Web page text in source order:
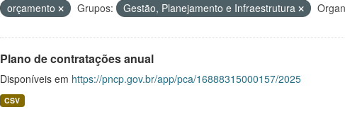
orçamento
Grupos: Gestão, Planejamento e Infraestrutura
Plano de contratações anual
Disponíveis em https://pncp.gov.br/app/pca/16888315000157/2025
CSV